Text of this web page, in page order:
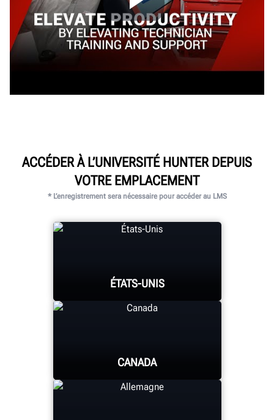
ACCÉDER À L’UNIVERSITÉ HUNTER DEPUIS
VOTRE EMPLACEMENT
* L’enregistrement sera nécessaire pour accéder au LMS
ÉTATS-UNIS
UNIVERSITÉ HUNTER
CANADA